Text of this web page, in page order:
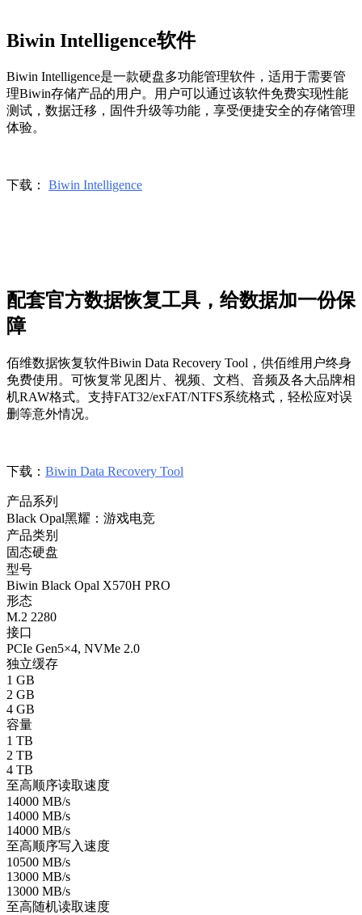
Biwin Intelligence软件
Biwin Intelligence是一款硬盘多功能管理软件，适用于需要管
理Biwin存储产品的用户。用户可以通过该软件免费实现性能
测试，数据迁移，固件升级等功能，享受便捷安全的存储管理
体验。
下载： Biwin Intelligence
配套官方数据恢复工具，给数据加一份保
障
佰维数据恢复软件Biwin Data Recovery Tool，供佰维用户终身
免费使用。可恢复常见图片、视频、文档、音频及各大品牌相
机RAW格式。支持FAT32/exFAT/NTFS系统格式，轻松应对误
删等意外情况。
下载： Biwin Data Recovery Tool
产品系列
Black Opal黑耀：游戏电竞
产品类别
固态硬盘
型号
Biwin Black Opal X570H PRO
形态
M.2 2280
接口
PCIe Gen5×4, NVMe 2.0
独立缓存
1 GB
2 GB
4 GB
容量
1 TB
2 TB
4 TB
至高顺序读取速度
14000 MB/s
14000 MB/s
14000 MB/s
至高顺序写入速度
10500 MB/s
13000 MB/s
13000 MB/s
至高随机读取速度